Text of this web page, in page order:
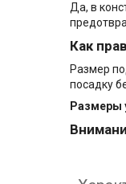
Да, в
Как
Размер
посадку
Размеры